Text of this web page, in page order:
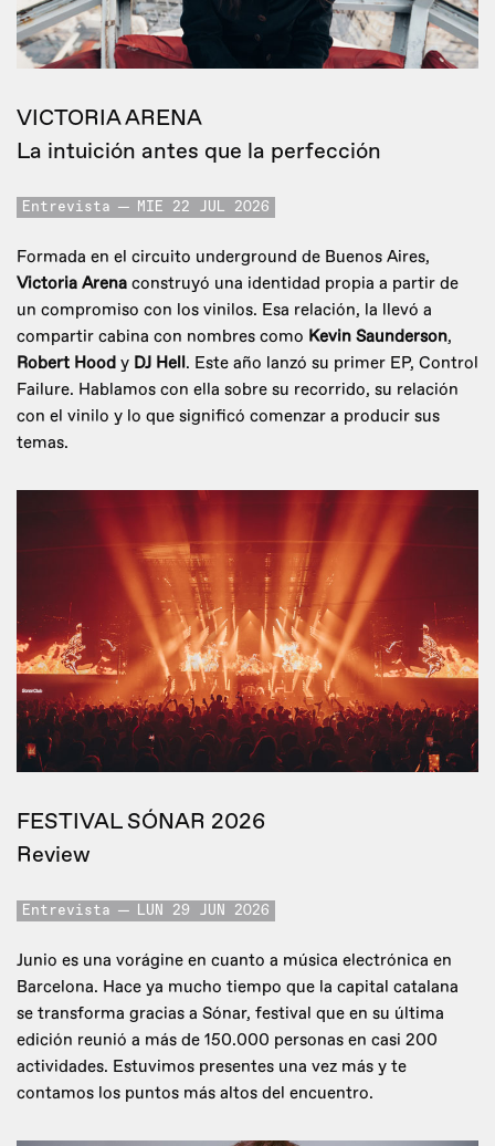
VICTORIA ARENA
La intuición antes que la perfección
Entrevista MIE 22 JUL 2026
Formada en el circuito underground de Buenos Aires,
Victoria Arena construyó una identidad propia a partir de
un compromiso con los vinilos. Esa relación, la llevó a
compartir cabina con nombres como Kevin Saunderson,
Robert Hood y DJ Hell. Este año lanzó su primer EP, Control
Failure. Hablamos con ella sobre su recorrido, su relación
con el vinilo y lo que significó comenzar a producir sus
temas.
FESTIVAL SÓNAR 2026
Review
Entrevista LUN 29 JUN 2026
Junio es una vorágine en cuanto a música electrónica en
Barcelona. Hace ya mucho tiempo que la capital catalana
se transforma gracias a Sónar, festival que en su última
edición reunió a más de 150.000 personas en casi 200
actividades. Estuvimos presentes una vez más y te
contamos los puntos más altos del encuentro.